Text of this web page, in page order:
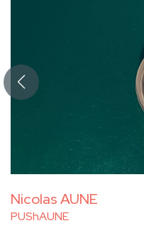
Nicolas AUNE
PUShAUNE